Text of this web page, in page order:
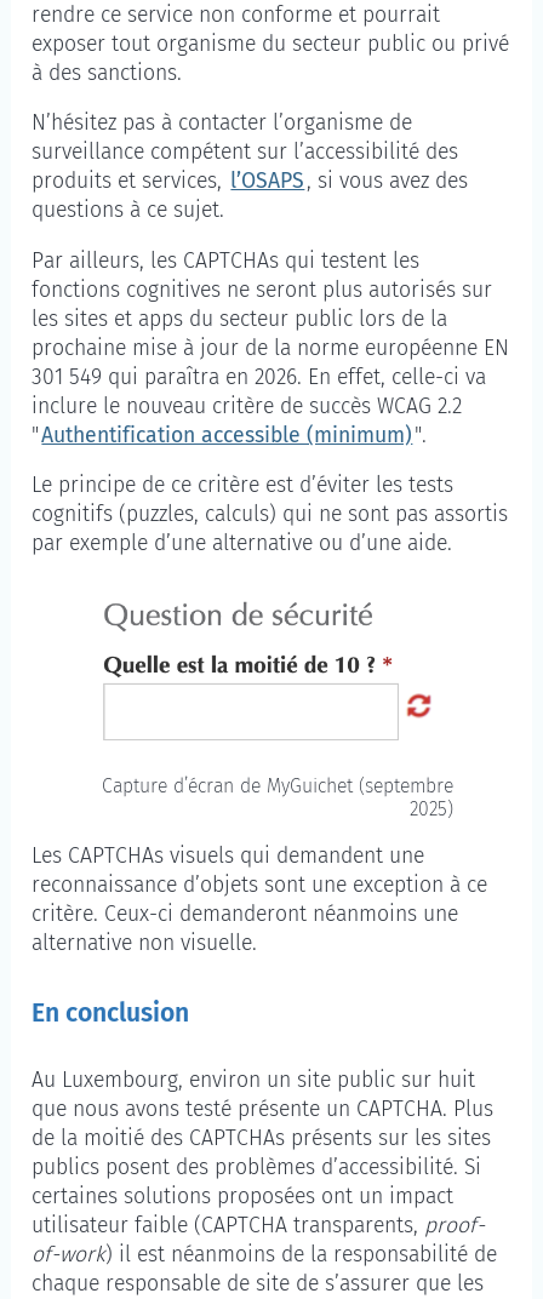
rendre ce service non conforme et pourrait
exposer tout organisme du secteur public ou privé
à des sanctions.
N’hésitez pas à contacter l’organisme de
surveillance compétent sur l’accessibilité des
produits et services, l’OSAPS, si vous avez des
questions à ce sujet.
Par ailleurs, les CAPTCHAs qui testent les
fonctions cognitives ne seront plus autorisés sur
les sites et apps du secteur public lors de la
prochaine mise à jour de la norme européenne EN
301 549 qui paraîtra en 2026. En effet, celle-ci va
inclure le nouveau critère de succès WCAG 2.2
"Authentification accessible (minimum)".
Le principe de ce critère est d’éviter les tests
cognitifs (puzzles, calculs) qui ne sont pas assortis
par exemple d’une alternative ou d’une aide.
Capture d’écran de MyGuichet (septembre
2025)
Les CAPTCHAs visuels qui demandent une
reconnaissance d’objets sont une exception à ce
critère. Ceux-ci demanderont néanmoins une
alternative non visuelle.
En conclusion
Au Luxembourg, environ un site public sur huit
que nous avons testé présente un CAPTCHA. Plus
de la moitié des CAPTCHAs présents sur les sites
publics posent des problèmes d’accessibilité. Si
certaines solutions proposées ont un impact
utilisateur faible (CAPTCHA transparents, proof-
of-work) il est néanmoins de la responsabilité de
chaque responsable de site de s’assurer que les